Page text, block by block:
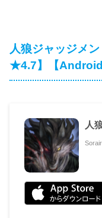
人狼ジャッジメ
★4.7】【Android
人